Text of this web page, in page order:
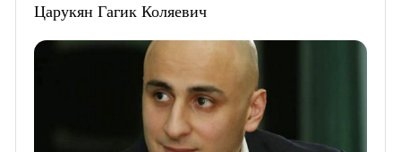
Царукян Гагик Коляевич